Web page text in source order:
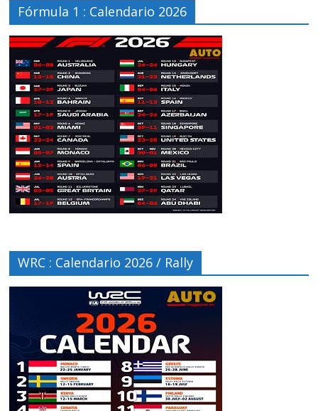
Fórmula 1 : Calendario 2026
WRC : Calendario 2026 / Rally